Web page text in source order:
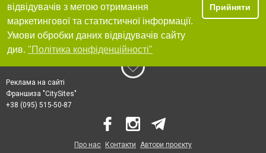
відвідувачів з метою отримання
маркетингової та статистичної інформації.
Умови обробки даних відвідувачів сайту
див. "Політика конфіденційності"
Прийняти
Реклама на сайті
Франшиза "CitySites"
+38 (095) 515-50-87
Про нас Контакти Автори проєкту